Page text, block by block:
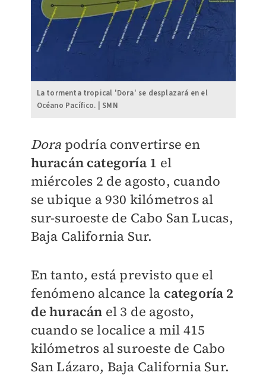
La tormenta tropical 'Dora' se desplazará en el
Océano Pacífico. | SMN
Dora podría convertirse en
huracán categoría 1 el
miércoles 2 de agosto, cuando
se ubique a930 kilómetros al
sur-suroeste de Cabo San Lucas,
Baja California Sur.
En tanto, está previsto que el
fenómeno alcance la categoría 2
de huracán el 3 de agosto,
cuando se localice a mil 415
kilómetros al suroeste de Cabo
San Lázaro, Baja California Sur.